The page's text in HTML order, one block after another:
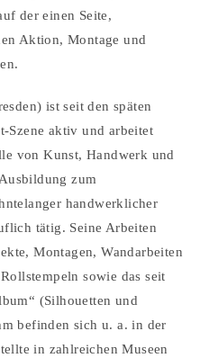
der einen Seite,
Aktion, Montage und
ist seit den späten
Szene aktiv und arbeitet
von Kunst, Handwerk und
zum
handwerklicher
tätig. Seine Arbeiten
Montagen, Wandarbeiten
sowie das seit
(Silhouetten und
befinden sich u. a. in der
in zahlreichen Museen